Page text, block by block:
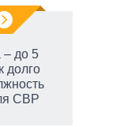
– до 5
долго
СВР